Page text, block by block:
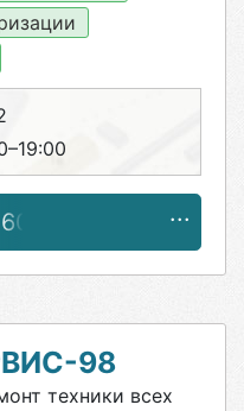
10-31
98
техники всех